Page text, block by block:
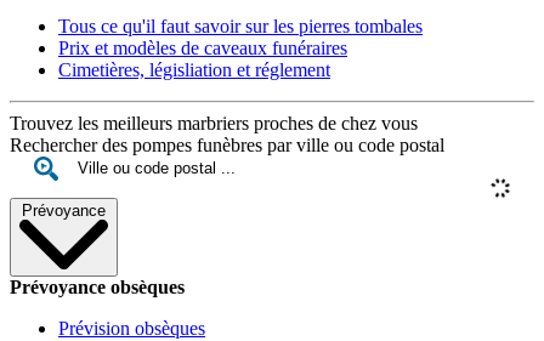
Tous ce qu'il faut savoir sur les pierres tombales
Prix et modèles de caveaux funéraires
Cimetières, législiation et réglement
Trouvez les meilleurs marbriers proches de chez vous
Rechercher des pompes funèbres par ville ou code postal
Prévoyance
Prévoyance obsèques
Prévision obsèques